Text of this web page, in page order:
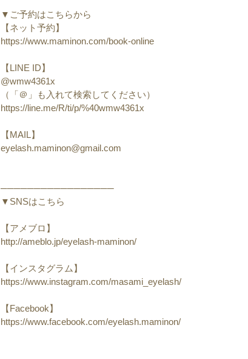
▼ご予約はこちらから
【ネット予約】
https://www.maminon.com/book-online
【LINE ID】
@wmw4361x
（「＠」も入れて検索してください）
https://line.me/R/ti/p/%40wmw4361x
【MAIL】
eyelash.maminon@gmail.com
─────────────────
▼SNSはこちら
【アメブロ】
http://ameblo.jp/eyelash-maminon/
【インスタグラム】
https://www.instagram.com/masami_eyelash/
【Facebook】
https://www.facebook.com/eyelash.maminon/